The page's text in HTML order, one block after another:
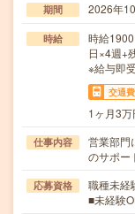
期間 2026年
時給
時給
日×4週+
※給与即
交通費
1ヶ月3
仕事内容
営業部門
のサポー
応募資格
職種未経
■未経験